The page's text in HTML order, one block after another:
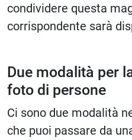
condividere questa
corrispondente sarà
Due modalità per
foto di persone
Ci sono due modalità
che puoi passare da